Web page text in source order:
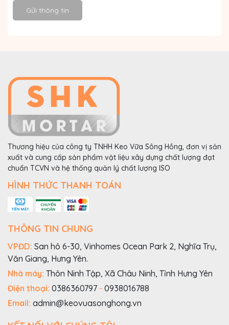
Gửi thông tin
Thương hiệu của công ty TNHH Keo Vữa Sông Hồng, đơn vị sản
xuất và cung cấp sản phẩm vật liệu xây dựng chất lượng đạt
chuẩn TCVN và hệ thống quản lý chất lượng ISO
HÌNH THỨC THANH TOÁN
THÔNG TIN CHUNG
VPĐD: San hô 6-30, Vinhomes Ocean Park 2, Nghĩa Trụ,
Văn Giang, Hưng Yên.
Nhà máy: Thôn Ninh Tập, Xã Châu Ninh, Tỉnh Hưng Yên
Điện thoại: 0386360797 - 0938016788
Email: admin@keovuasonghong.vn